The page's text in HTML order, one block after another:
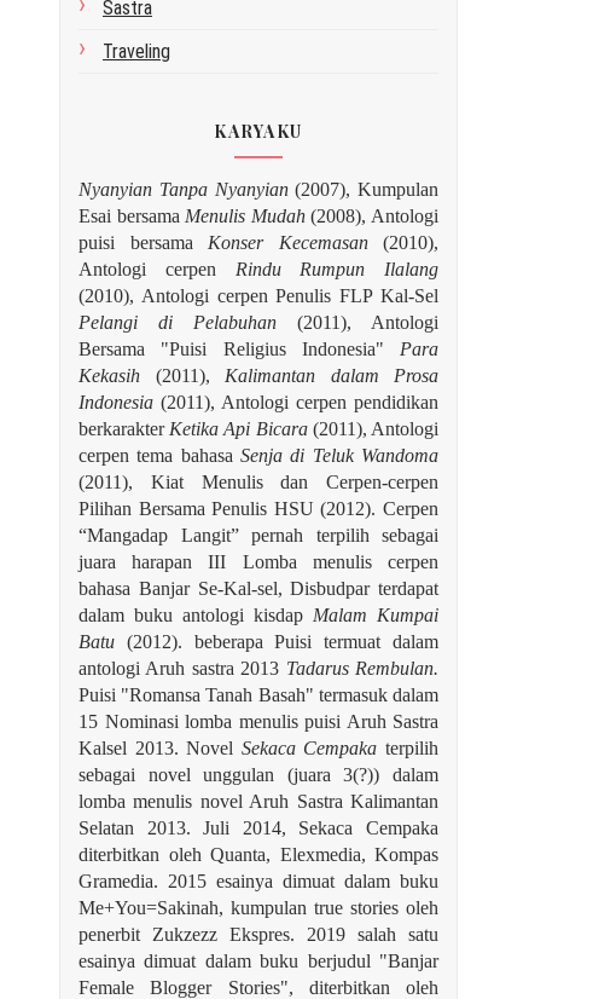
Sastra
Traveling
KARYAKU
Nyanyian Tanpa Nyanyian(2007), Kumpulan
Esai bersama Menulis Mudah(2008), Antologi
puisi bersama Konser Kecemasan(2010),
Antologi cerpen Rindu Rumpun Ilalang
(2010), Antologi cerpen Penulis FLP Kal-Sel
Pelangi di Pelabuhan (2011), Antologi
Bersama "Puisi Religius Indonesia" Para
Kekasih (2011), Kalimantan dalam Prosa
Indonesia (2011), Antologi cerpen pendidikan
berkarakter Ketika Api Bicara (2011), Antologi
cerpen tema bahasa Senja di Teluk Wandoma
(2011), Kiat Menulis dan Cerpen-cerpen
Pilihan Bersama Penulis HSU (2012). Cerpen
“Mangadap Langit” pernah terpilih sebagai
juara harapan III Lomba menulis cerpen
bahasa Banjar Se-Kal-sel, Disbudpar terdapat
dalam buku antologi kisdap Malam Kumpai
Batu (2012). beberapa Puisi termuat dalam
antologi Aruh sastra 2013 Tadarus Rembulan.
Puisi "Romansa Tanah Basah" termasuk dalam
15 Nominasi lomba menulis puisi Aruh Sastra
Kalsel 2013. Novel Sekaca Cempakaterpilih
sebagai novel unggulan (juara 3(?)) dalam
lomba menulis novel Aruh Sastra Kalimantan
Selatan 2013. Juli 2014, Sekaca Cempaka
diterbitkan oleh Quanta, Elexmedia, Kompas
Gramedia. 2015 esainya dimuat dalam buku
Me+You=Sakinah, kumpulan true stories oleh
penerbit Zukzezz Ekspres. 2019 salah satu
esainya dimuat dalam buku berjudul "Banjar
Female Blogger Stories", diterbitkan oleh